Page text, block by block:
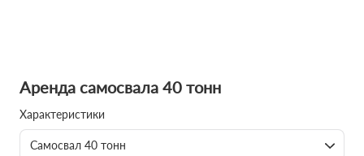
Аренда самосвала 40 тонн
Характеристики
Самосвал 40 тонн